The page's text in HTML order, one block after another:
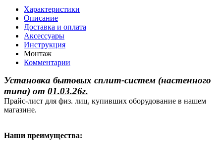
Характеристики
Описание
Доставка и оплата
Аксессуары
Инструкция
Монтаж
Комментарии
Установка бытовых сплит-систем (настенного
типа) от 01.03.26г.
Прайс-лист для физ. лиц, купивших оборудование в нашем
магазине.
Наши преимущества: